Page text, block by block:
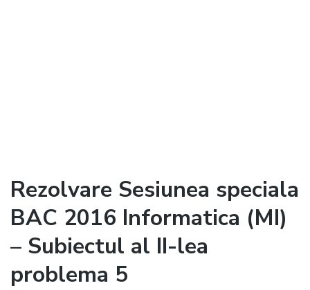
Rezolvare Sesiunea speciala
BAC 2016 Informatica (MI)
– Subiectul al II-lea
problema 5